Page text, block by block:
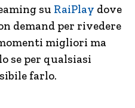
su RaiPlay dove
demand per rivedere
migliori ma
se per qualsiasi
farlo.